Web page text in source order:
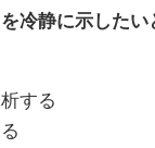
冷静に示したい
する